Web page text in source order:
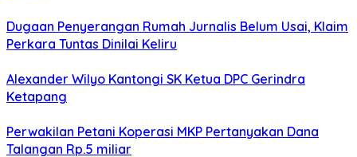
Dugaan Penyerangan Rumah Jurnalis Belum Usai, Klaim
Perkara Tuntas Dinilai Keliru
Alexander Wilyo Kantongi SK Ketua DPC Gerindra
Ketapang
Perwakilan Petani Koperasi MKP Pertanyakan Dana
Talangan Rp.5 miliar